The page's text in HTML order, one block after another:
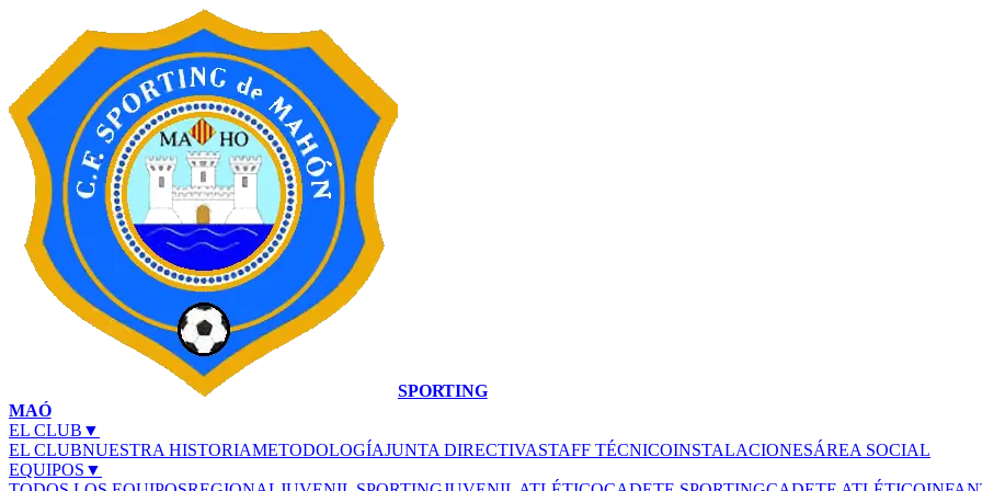
SPORTING
MAÓ
EL CLUB ▼
EL CLUBNUESTRA HISTORIAMETODOLOGÍAJUNTA DIRECTIVASTAFF TÉCNICOINSTALACIONESÁREA SOCIAL
EQUIPOS ▼